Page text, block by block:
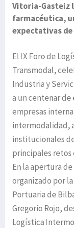
Vitoria-Gasteiz
farmacéutica,
expectativas
El IX Foro de
Transmodal,
Industria y
a un centenar
empresas
intermodalidad,
institucionales
principales retos
En la apertura
organizado por
Portuaria de
Gregorio Rojo,
Logística